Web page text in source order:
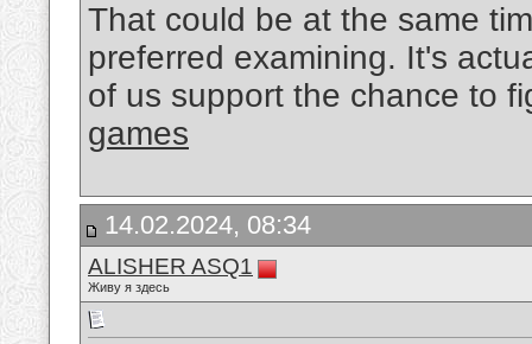
That could be at the same
preferred examining. It's
of us support the chance to
games
14.02.2024, 08:34
ALISHER ASQ1
Живу я здесь